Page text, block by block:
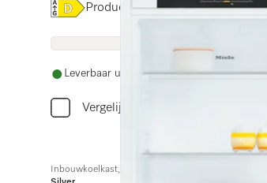
Online Label Flag, Energielabel
Productinformatieblad
Leverbaar uit voorraad met gratis levering
Vergelijken
Inbouwkoelkast, nishoogte 88 cm